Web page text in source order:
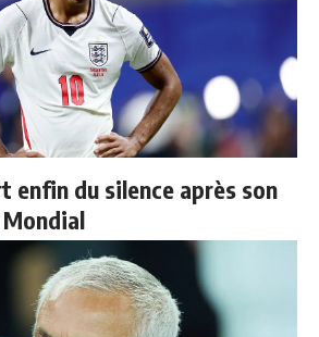
enfin du silence après son